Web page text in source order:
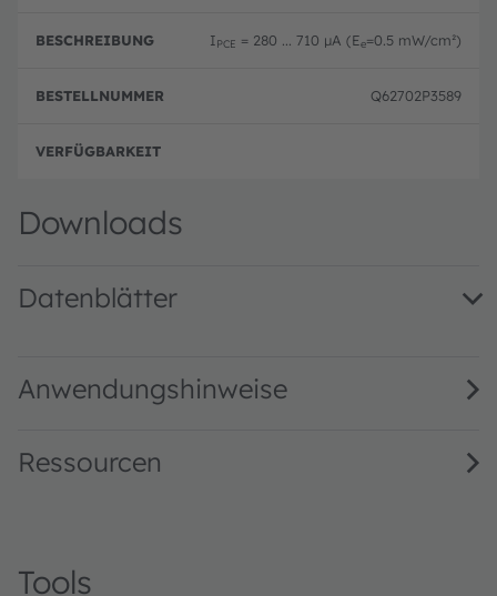
IPCE = 280 ... 710 µA (Ee=0.5 mW/cm²)
Q62702P3589
Downloads
Datenblätter
Anwendungshinweise
Ressourcen
Tools